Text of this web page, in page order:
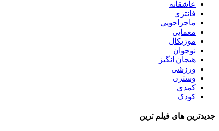
عاشقانه
فانتزی
ماجراجویی
معمایی
موزیکال
نوجوان
هیجان انگیز
ورزشی
وسترن
کمدی
کودک
جدیدترین های فیلم ترین